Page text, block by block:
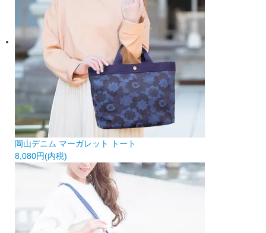
岡山デニム マーガレット トート
8,080円(内税)